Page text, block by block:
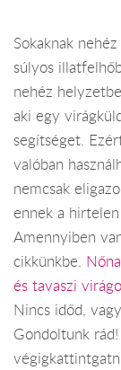
Sokaknak
súlyos
nehéz
aki egy
segítséget.
valóban
nemcsak
ennek a
Amennyiben
cikkünkbe.
és tavaszi
Nincs időd,
Gondoltunk